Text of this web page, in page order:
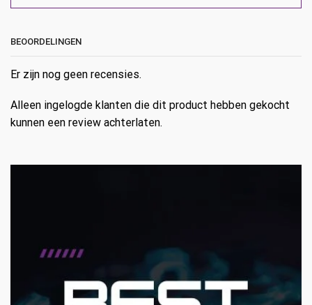
BEOORDELINGEN
Er zijn nog geen recensies.
Alleen ingelogde klanten die dit product hebben gekocht
kunnen een review achterlaten.